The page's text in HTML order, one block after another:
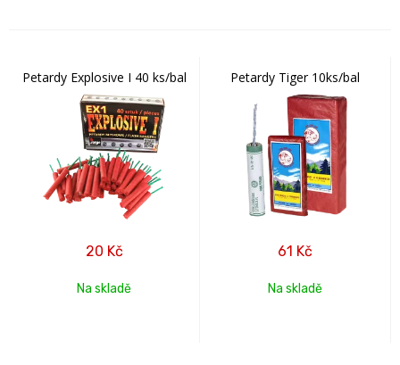
Petardy Explosive I 40 ks/bal
20 Kč
Na skladě
Petardy Tiger 10ks/bal
61 Kč
Na skladě